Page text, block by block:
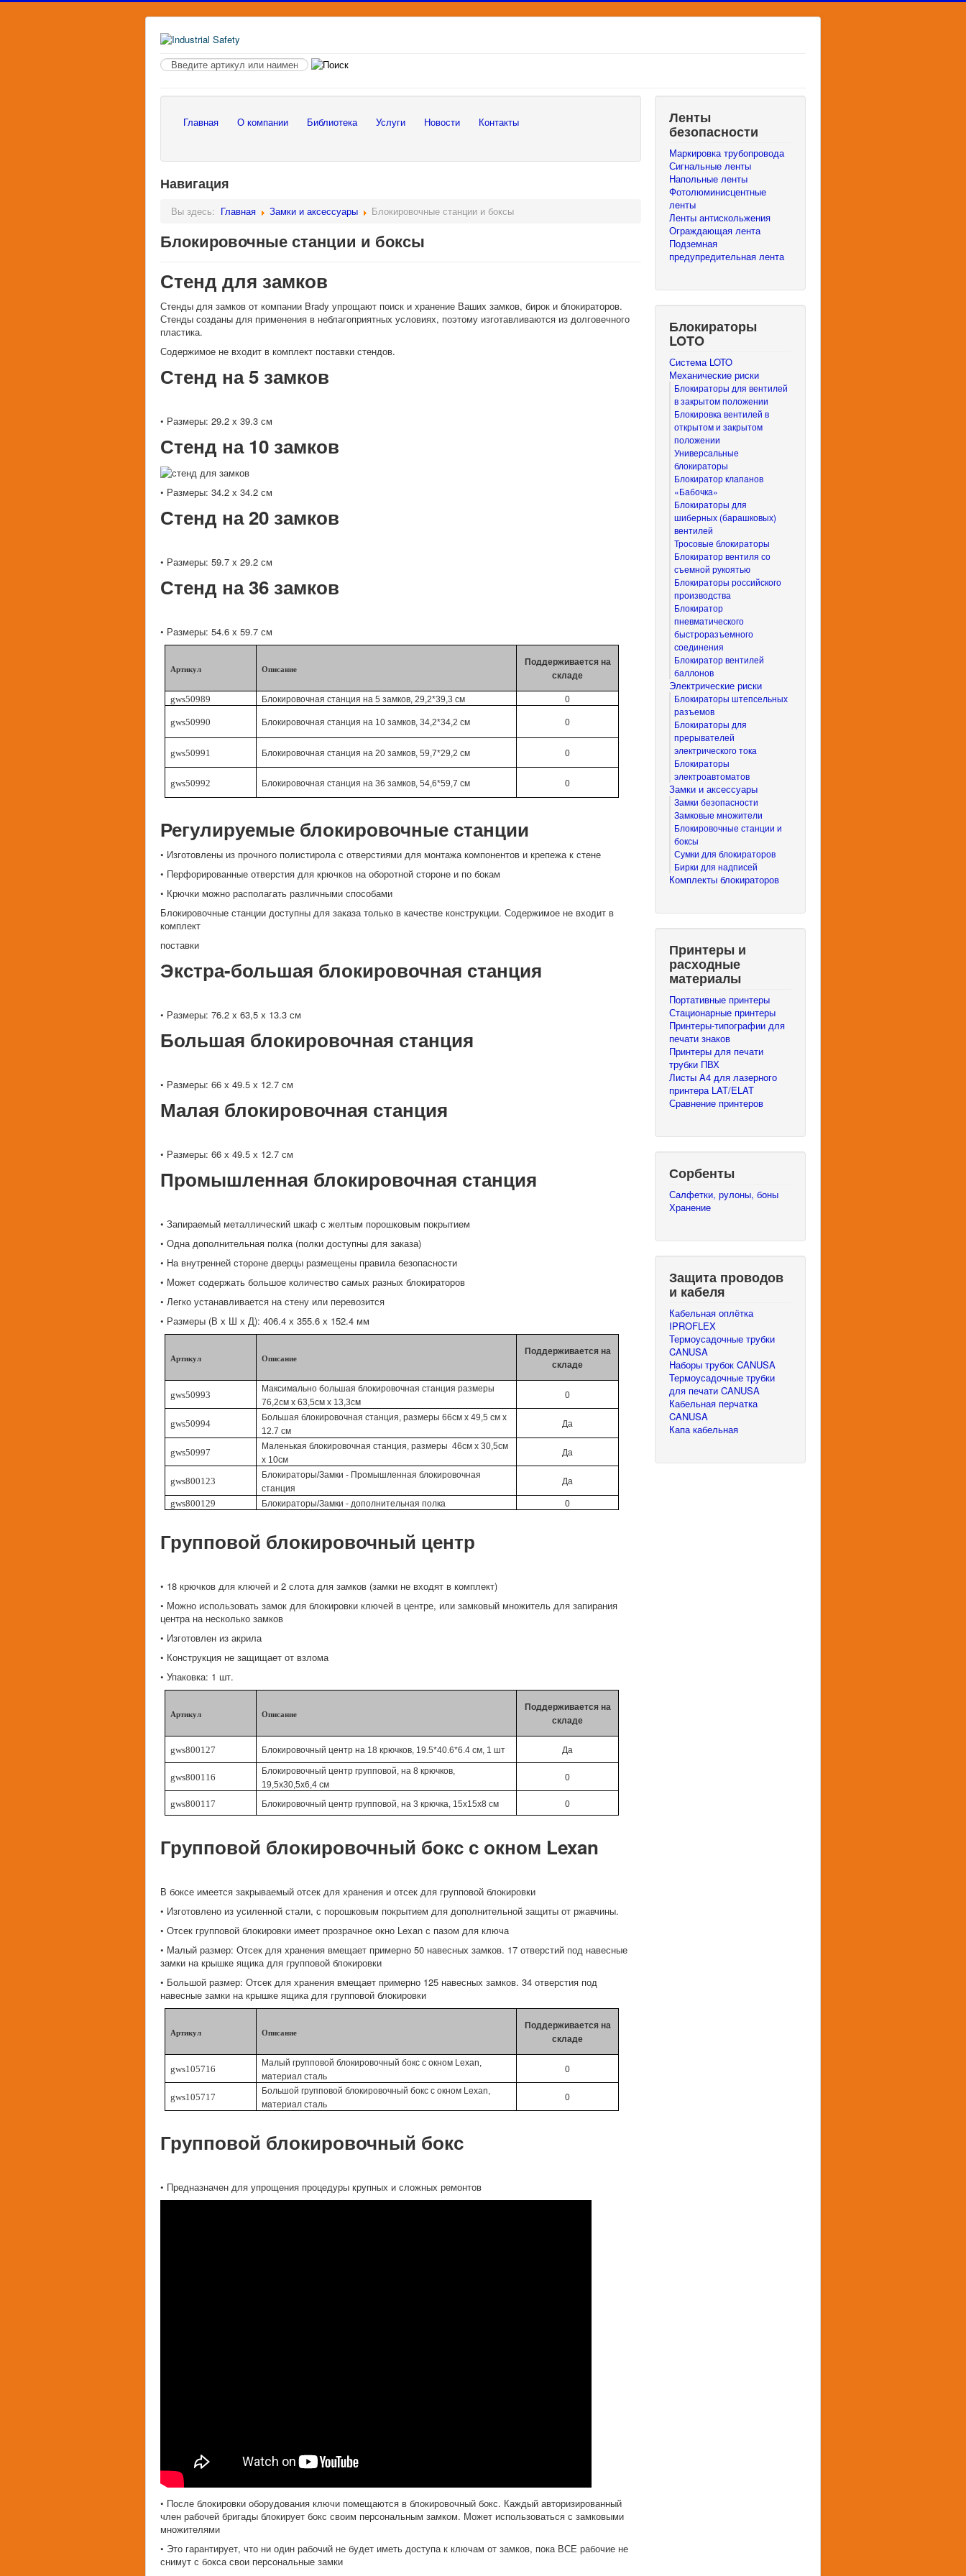
Поиск
Главная О компании Библиотека Услуги Новости Контакты
Навигация
Вы здесь: Главная Замки и аксессуары Блокировочные станции и боксы
Блокировочные станции и боксы
Стенд для замков
Стенды для замков от компании Brady упрощают поиск и хранение Ваших замков, бирок и блокираторов.
Стенды созданы для применения в неблагоприятных условиях, поэтому изготавливаются из долговечного
пластика.
Содержимое не входит в комплект поставки стендов.
Стенд на 5 замков
• Размеры: 29.2 х 39.3 см
Стенд на 10 замков
• Размеры: 34.2 х 34.2 см
Стенд на 20 замков
• Размеры: 59.7 х 29.2 см
Стенд на 36 замков
• Размеры: 54.6 х 59.7 см
Артикул Описание
Поддерживается на
складе
gws50989 Блокировочная станция на 5 замков, 29,2*39,3 см 0
gws50990 Блокировочная станция на 10 замков, 34,2*34,2 см 0
gws50991 Блокировочная станция на 20 замков, 59,7*29,2 см 0
gws50992 Блокировочная станция на 36 замков, 54,6*59,7 см 0
Регулируемые блокировочные станции
• Изготовлены из прочного полистирола с отверстиями для монтажа компонентов и крепежа к стене
• Перфорированные отверстия для крючков на оборотной стороне и по бокам
• Крючки можно располагать различными способами
Блокировочные станции доступны для заказа только в качестве конструкции. Содержимое не входит в
комплект
поставки
Экстра-большая блокировочная станция
• Размеры: 76.2 х 63,5 х 13.3 см
Большая блокировочная станция
• Размеры: 66 х 49.5 х 12.7 см
Малая блокировочная станция
• Размеры: 66 х 49.5 х 12.7 см
Промышленная блокировочная станция
• Запираемый металлический шкаф с желтым порошковым покрытием
• Одна дополнительная полка (полки доступны для заказа)
• На внутренней стороне дверцы размещены правила безопасности
• Может содержать большое количество самых разных блокираторов
• Легко устанавливается на стену или перевозится
• Размеры (В х Ш х Д): 406.4 х 355.6 х 152.4 мм
Артикул Описание
Поддерживается на
складе
gws50993
Максимально большая блокировочная станция размеры
76,2см х 63,5см х 13,3см
0
gws50994
Большая блокировочная станция, размеры 66см х 49,5 см х
12.7 см
Да
gws50997
Маленькая блокировочная станция, размеры 46см х 30,5см
х 10см
Да
gws800123
Блокираторы/Замки - Промышленная блокировочная
станция
Да
gws800129 Блокираторы/Замки - дополнительная полка 0
Групповой блокировочный центр
• 18 крючков для ключей и 2 слота для замков (замки не входят в комплект)
• Можно использовать замок для блокировки ключей в центре, или замковый множитель для запирания
центра на несколько замков
• Изготовлен из акрила
• Конструкция не защищает от взлома
• Упаковка: 1 шт.
Артикул Описание
Поддерживается на
складе
gws800127 Блокировочный центр на 18 крючков, 19.5*40.6*6.4 см, 1 шт Да
gws800116
Блокировочный центр групповой, на 8 крючков,
19,5х30,5х6,4 см
0
gws800117 Блокировочный центр групповой, на 3 крючка, 15х15х8 см 0
Групповой блокировочный бокс с окном Lexan
В боксе имеется закрываемый отсек для хранения и отсек для групповой блокировки
• Изготовлено из усиленной стали, с порошковым покрытием для дополнительной защиты от ржавчины.
• Отсек групповой блокировки имеет прозрачное окно Lexan с пазом для ключа
• Малый размер: Отсек для хранения вмещает примерно 50 навесных замков. 17 отверстий под навесные
замки на крышке ящика для групповой блокировки
• Большой размер: Отсек для хранения вмещает примерно 125 навесных замков. 34 отверстия под
навесные замки на крышке ящика для групповой блокировки
Артикул Описание
Поддерживается на
складе
gws105716
Малый групповой блокировочный бокс с окном Lexan,
материал сталь
0
gws105717
Большой групповой блокировочный бокс с окном Lexan,
материал сталь
0
Групповой блокировочный бокс
• Предназначен для упрощения процедуры крупных и сложных ремонтов
• После блокировки оборудования ключи помещаются в блокировочный бокс. Каждый авторизированный
член рабочей бригады блокирует бокс своим персональным замком. Может использоваться с замковыми
множителями
• Это гарантирует, что ни один рабочий не будет иметь доступа к ключам от замков, пока ВСЕ рабочие не
снимут с бокса свои персональные замки
Ленты
безопасности
Маркировка трубопровода
Сигнальные ленты
Напольные ленты
Фотолюминисцентные
ленты
Ленты антискольжения
Ограждающая лента
Подземная
предупредительная лента
Блокираторы
LOTO
Система LOTO
Механические риски
Блокираторы для вентилей
в закрытом положении
Блокировка вентилей в
открытом и закрытом
положении
Универсальные
блокираторы
Блокиратор клапанов
«Бабочка»
Блокираторы для
шиберных (барашковых)
вентилей
Тросовые блокираторы
Блокиратор вентиля со
съемной рукоятью
Блокираторы российского
производства
Блокиратор
пневматического
быстроразъемного
соединения
Блокиратор вентилей
баллонов
Электрические риски
Блокираторы штепсельных
разъемов
Блокираторы для
прерывателей
электрического тока
Блокираторы
электроавтоматов
Замки и аксессуары
Замки безопасности
Замковые множители
Блокировочные станции и
боксы
Сумки для блокираторов
Бирки для надписей
Комплекты блокираторов
Принтеры и
расходные
материалы
Портативные принтеры
Стационарные принтеры
Принтеры-типографии для
печати знаков
Принтеры для печати
трубки ПВХ
Листы A4 для лазерного
принтера LAT/ELAT
Сравнение принтеров
Сорбенты
Салфетки, рулоны, боны
Хранение
Защита проводов
и кабеля
Кабельная оплётка
IPROFLEX
Термоусадочные трубки
CANUSA
Наборы трубок CANUSA
Термоусадочные трубки
для печати CANUSA
Кабельная перчатка
CANUSA
Капа кабельная